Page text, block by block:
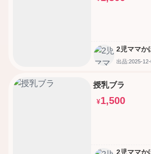
2児ママか
出品:2025-
授乳ブラ
¥1,500
2児ママか